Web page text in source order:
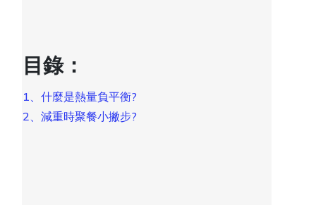
目錄：
1、什麼是熱量負平衡?
2、減重時聚餐小撇步?